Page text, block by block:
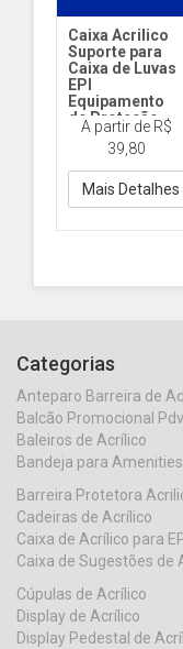
Caixa Acrilico
Suporte para
Caixa de Luvas
EPI
Equipamento
de Proteção
Individual
EPI056 - 23cm Alt
A partir de R$
39,80
Mais Detalhes
Categorias
Anteparo Barreira de
Balcão Promocional Pdv
Baleiros de Acrílico
Bandeja para
Barreira Protetora
Cadeiras de Acrílico
Caixa de Acrílico para
Caixa de Sugestões de
Cúpulas de Acrílico
Display de Acrílico
Display Pedestal de